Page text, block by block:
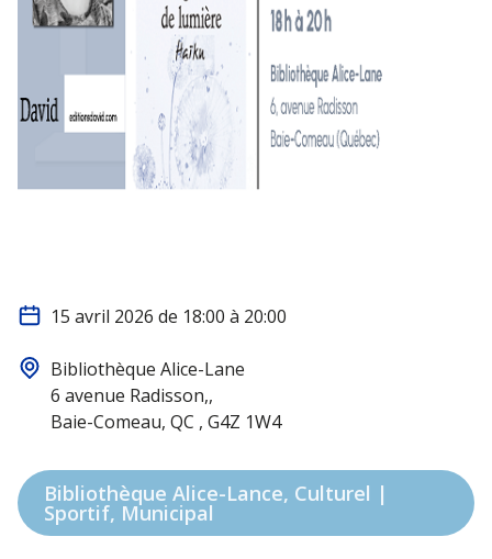
15 avril 2026 de 18:00 à 20:00
Bibliothèque Alice-Lane
6 avenue Radisson,,
Baie-Comeau, QC , G4Z 1W4
Bibliothèque Alice-Lance, Culturel |
Sportif, Municipal